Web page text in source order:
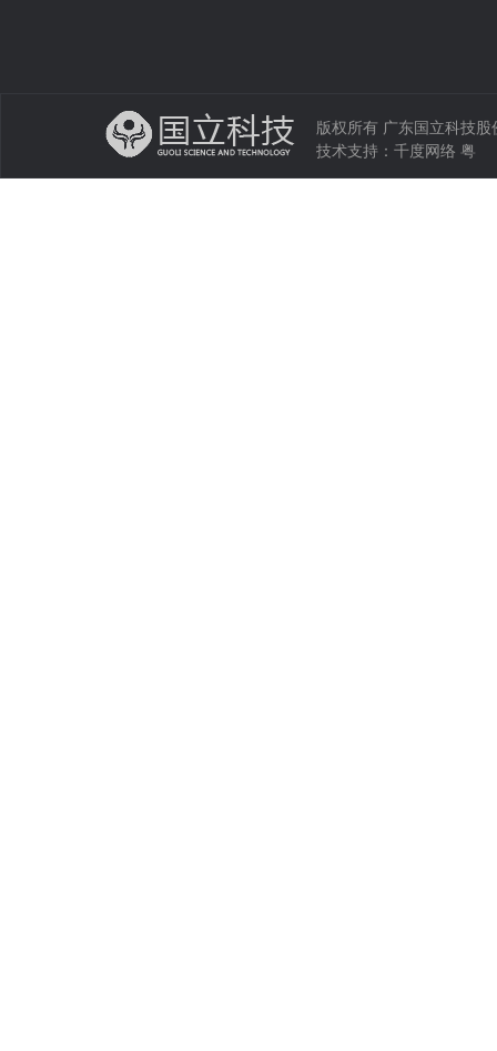
版权所有 广东国立科技
技术支持： 千度网络 粤